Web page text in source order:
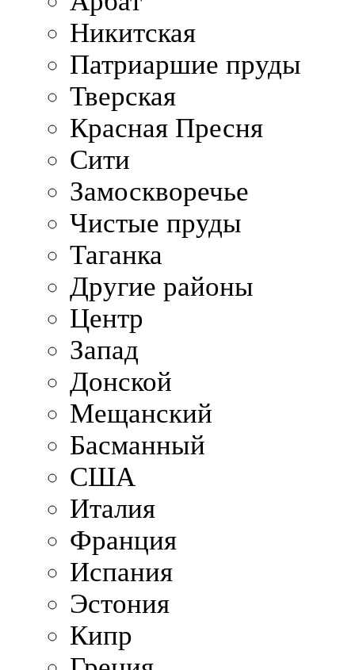
Никитская
Патриаршие пруды
Тверская
Красная Пресня
Сити
Замоскворечье
Чистые пруды
Таганка
Другие районы
Центр
Запад
Донской
Мещанский
Басманный
США
Италия
Франция
Испания
Эстония
Кипр